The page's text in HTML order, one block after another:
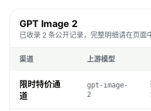
GPT Image 2
已收录 2 条公开记录，完整明细请在页面
渠道 上游模型
限时特价通
道
gpt-image-
2